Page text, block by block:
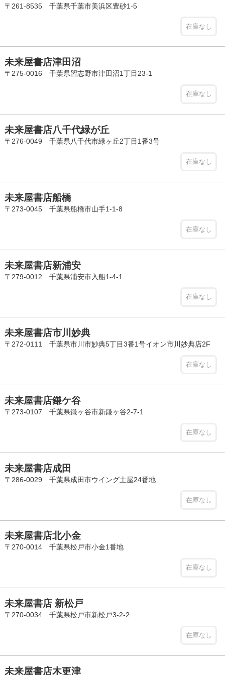
〒261-8535 千葉県千葉市美浜区豊砂1-5
在庫なし
未来屋書店津田沼
〒275-0016 千葉県習志野市津田沼1丁目23-1
在庫なし
未来屋書店八千代緑が丘
〒276-0049 千葉県八千代市緑ヶ丘2丁目1番3号
在庫なし
未来屋書店船橋
〒273-0045 千葉県船橋市山手1-1-8
在庫なし
未来屋書店新浦安
〒279-0012 千葉県浦安市入船1-4-1
在庫なし
未来屋書店市川妙典
〒272-0111 千葉県市川市妙典5丁目3番1号イオン市川妙典店2F
在庫なし
未来屋書店鎌ケ谷
〒273-0107 千葉県鎌ヶ谷市新鎌ヶ谷2-7-1
在庫なし
未来屋書店成田
〒286-0029 千葉県成田市ウイング土屋24番地
在庫なし
未来屋書店北小金
〒270-0014 千葉県松戸市小金1番地
在庫なし
未来屋書店 新松戸
〒270-0034 千葉県松戸市新松戸3-2-2
在庫なし
未来屋書店木更津